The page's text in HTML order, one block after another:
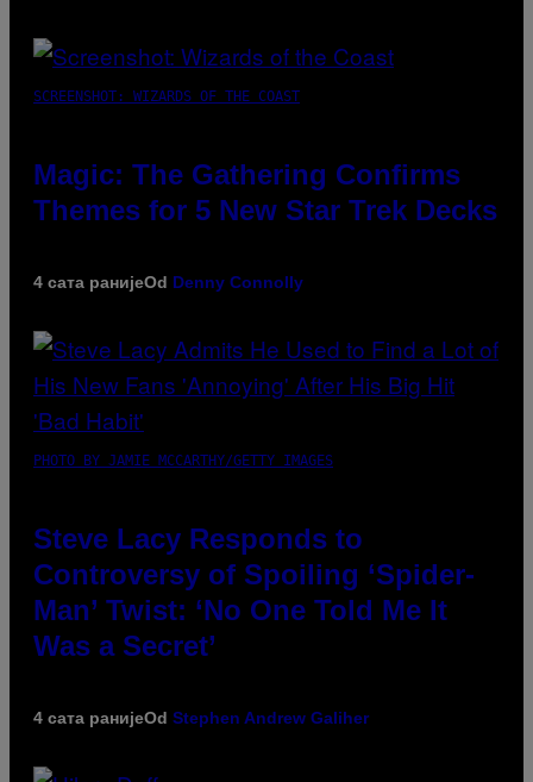
SCREENSHOT: WIZARDS OF THE COAST
Magic: The Gathering Confirms
Themes for 5 New Star Trek Decks
4 сата ранијеOd Denny Connolly
PHOTO BY JAMIE MCCARTHY/GETTY IMAGES
Steve Lacy Responds to
Controversy of Spoiling ‘Spider-
Man’ Twist: ‘No One Told Me It
Was a Secret’
4 сата ранијеOd Stephen Andrew Galiher